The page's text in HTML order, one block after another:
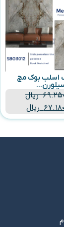
اسلب بوک مچ
ریال
ریال